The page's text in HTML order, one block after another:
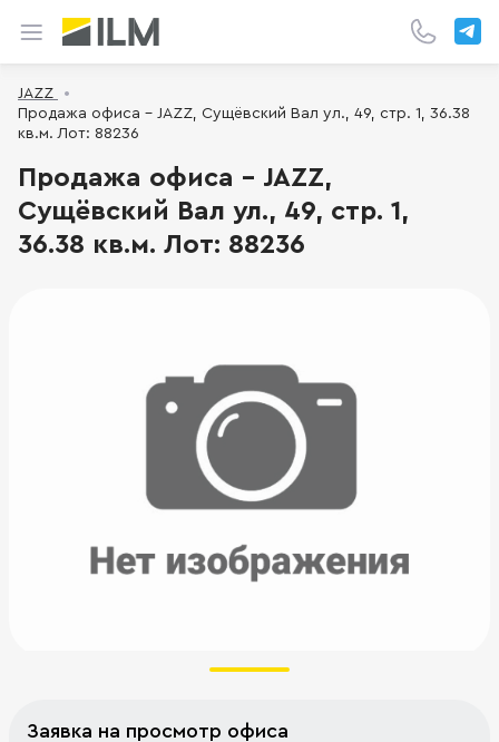
JAZZ
Продажа офиса - JAZZ, Сущёвский Вал ул., 49, стр. 1, 36.38
кв.м. Лот: 88236
Продажа офиса - JAZZ,
Сущёвский Вал ул., 49, стр. 1,
36.38 кв.м. Лот: 88236
Заявка на просмотр офиса